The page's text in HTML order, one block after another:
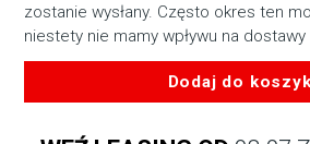
zostanie wysłany. Często okres ten
niestety nie mamy wpływu na
Dodaj do
Magewell